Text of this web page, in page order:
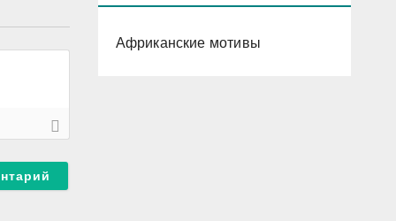
Африканские мотивы